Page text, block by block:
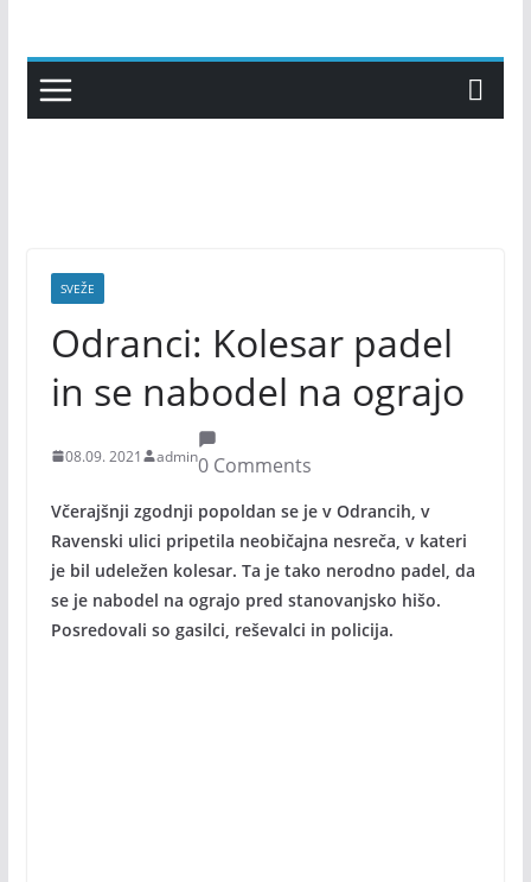
content
SVEŽE
Odranci: Kolesar padel
in se nabodel na ograjo
08.09. 2021 admin0 Comments
Včerajšnji zgodnji popoldan se je v Odrancih, v
Ravenski ulici pripetila neobičajna nesreča, v kateri
je bil udeležen kolesar. Ta je tako nerodno padel, da
se je nabodel na ograjo pred stanovanjsko hišo.
Posredovali so gasilci, reševalci in policija.